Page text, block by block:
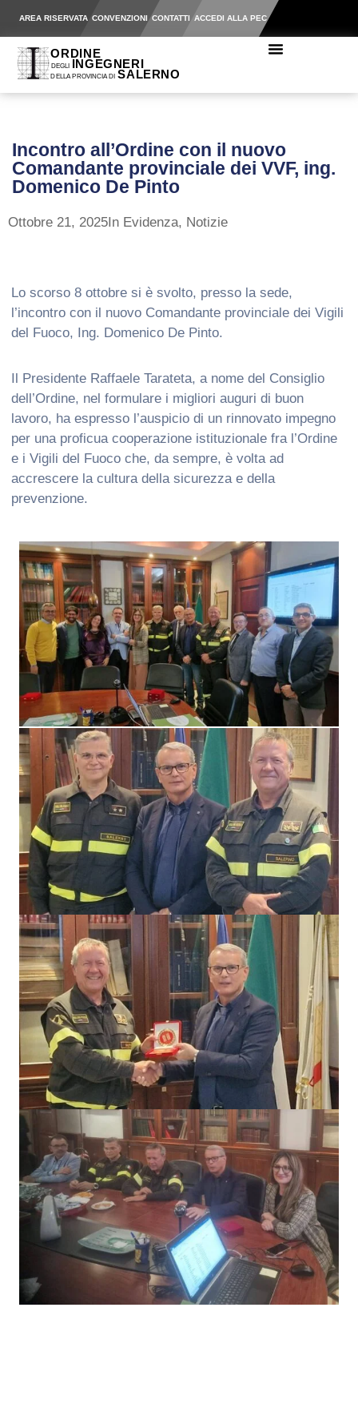
AREA RISERVATA CONVENZIONI CONTATTI ACCEDI ALLA PEC
Incontro all’Ordine con il nuovo
Comandante provinciale dei VVF, ing.
Domenico De Pinto
Ottobre 21, 2025In Evidenza, Notizie
Lo scorso 8 ottobre si è svolto, presso la sede,
l’incontro con il nuovo Comandante provinciale dei Vigili
del Fuoco, Ing. Domenico De Pinto.
Il Presidente Raffaele Tarateta, a nome del Consiglio
dell’Ordine, nel formulare i migliori auguri di buon
lavoro, ha espresso l’auspicio di un rinnovato impegno
per una proficua cooperazione istituzionale fra l’Ordine
e i Vigili del Fuoco che, da sempre, è volta ad
accrescere la cultura della sicurezza e della
prevenzione.